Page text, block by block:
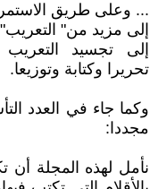
... وعلى طريق
إلى مزيد من"
إلى تجسيد
تحريرا وكتابة وتوزيعا.
وكما جاء في العدد
مجددا:
نأمل لهذه المجلة أن